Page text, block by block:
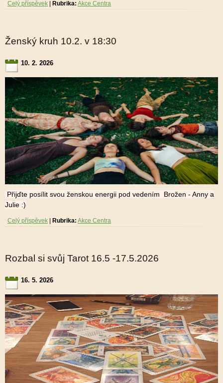
Celý příspěvek Rubrika: Akce Centra
Ženský kruh 10.2. v 18:30
10. 2. 2026
Přijďte posílit svou ženskou energii pod vedením Brožen - Anny a
Julie :)
Celý příspěvek Rubrika: Akce Centra
Rozbal si svůj Tarot 16.5 -17.5.2026
16. 5. 2026